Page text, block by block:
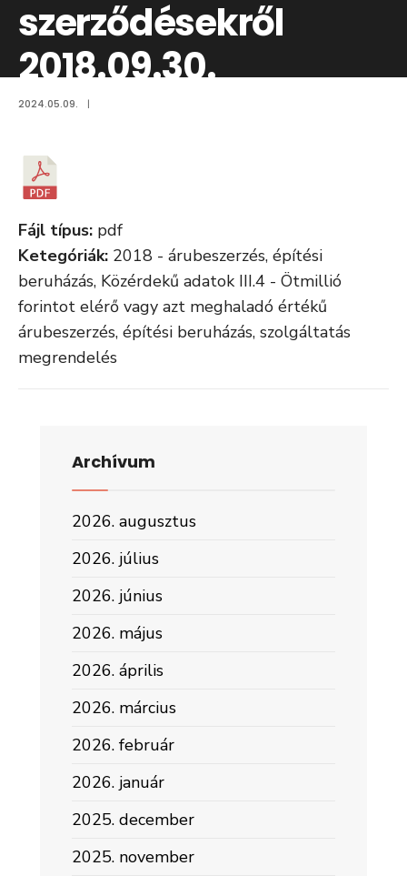
szerződésekről
2018.09.30.
2024.05.09. |
Fájl típus: pdf
Ketegóriák: 2018 - árubeszerzés, építési
beruházás, Közérdekű adatok III.4 - Ötmillió
forintot elérő vagy azt meghaladó értékű
árubeszerzés, építési beruházás, szolgáltatás
megrendelés
Archívum
2026. augusztus
2026. július
2026. június
2026. május
2026. április
2026. március
2026. február
2026. január
2025. december
2025. november